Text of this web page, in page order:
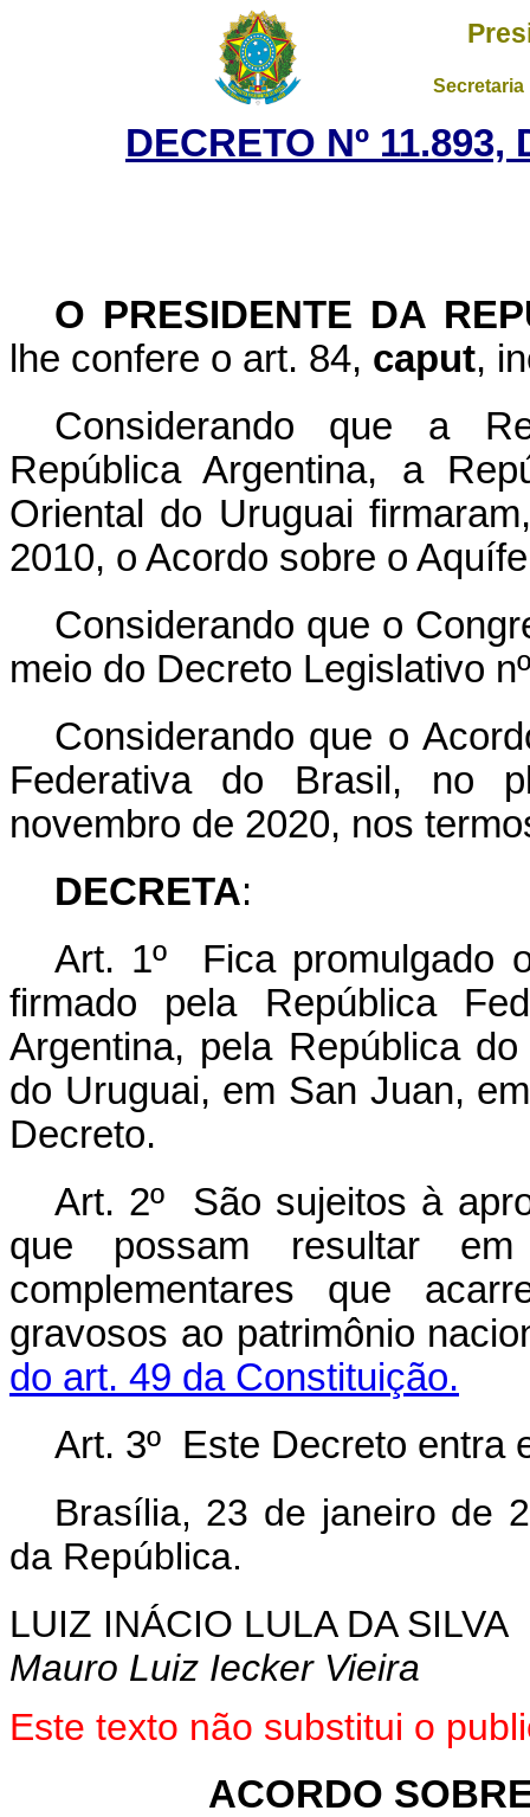
DECRETO Nº
O PRESIDENTE DA
lhe confere o art. 84, caput,
Considerando que a
República Argentina, a
Oriental do Uruguai
2010, o Acordo sobre o
Considerando que o
meio do Decreto Legislativo
Considerando que o
Federativa do Brasil, no
novembro de 2020, nos
DECRETA:
Art. 1º Fica promulgado
firmado pela República
Argentina, pela República
do Uruguai, em San Juan,
Decreto.
Art. 2º São sujeitos à
que possam resultar
complementares que
gravosos ao patrimônio
do art. 49 da Constituição.
Art. 3º Este Decreto entra
Brasília, 23 de janeiro de
da República.
LUIZ INÁCIO LULA DA SILVA
Mauro Luiz Iecker Vieira
Este texto não substitui o
ACORDO